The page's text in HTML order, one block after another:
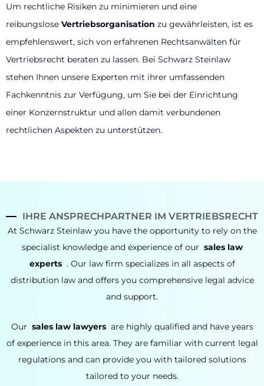
Um rechtliche Risiken zu minimieren und eine
reibungslose Vertriebsorganisation zu gewährleisten, ist es
empfehlenswert, sich von erfahrenen Rechtsanwälten für
Vertriebsrecht beraten zu lassen. Bei Schwarz Steinlaw
stehen Ihnen unsere Experten mit ihrer umfassenden
Fachkenntnis zur Verfügung, um Sie bei der Einrichtung
einer Konzernstruktur und allen damit verbundenen
rechtlichen Aspekten zu unterstützen.
IHRE ANSPRECHPARTNER IM VERTRIEBSRECHT
At Schwarz Steinlaw you have the opportunity to rely on the
specialist knowledge and experience of our sales law
experts. Our law firm specializes in all aspects of
distribution law and offers you comprehensive legal advice
and support.
Our sales law lawyersare highly qualified and have years
of experience in this area. They are familiar with current legal
regulations and can provide you with tailored solutions
tailored to your needs.